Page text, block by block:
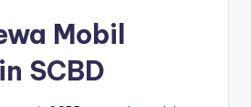
Mobil
SCBD